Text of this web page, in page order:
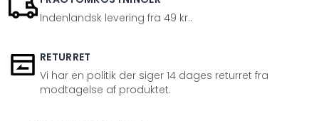
Indenlandsk levering fra 49 kr..
RETURRET
Vi har en politik der siger 14 dages returret fra
modtagelse af produktet.